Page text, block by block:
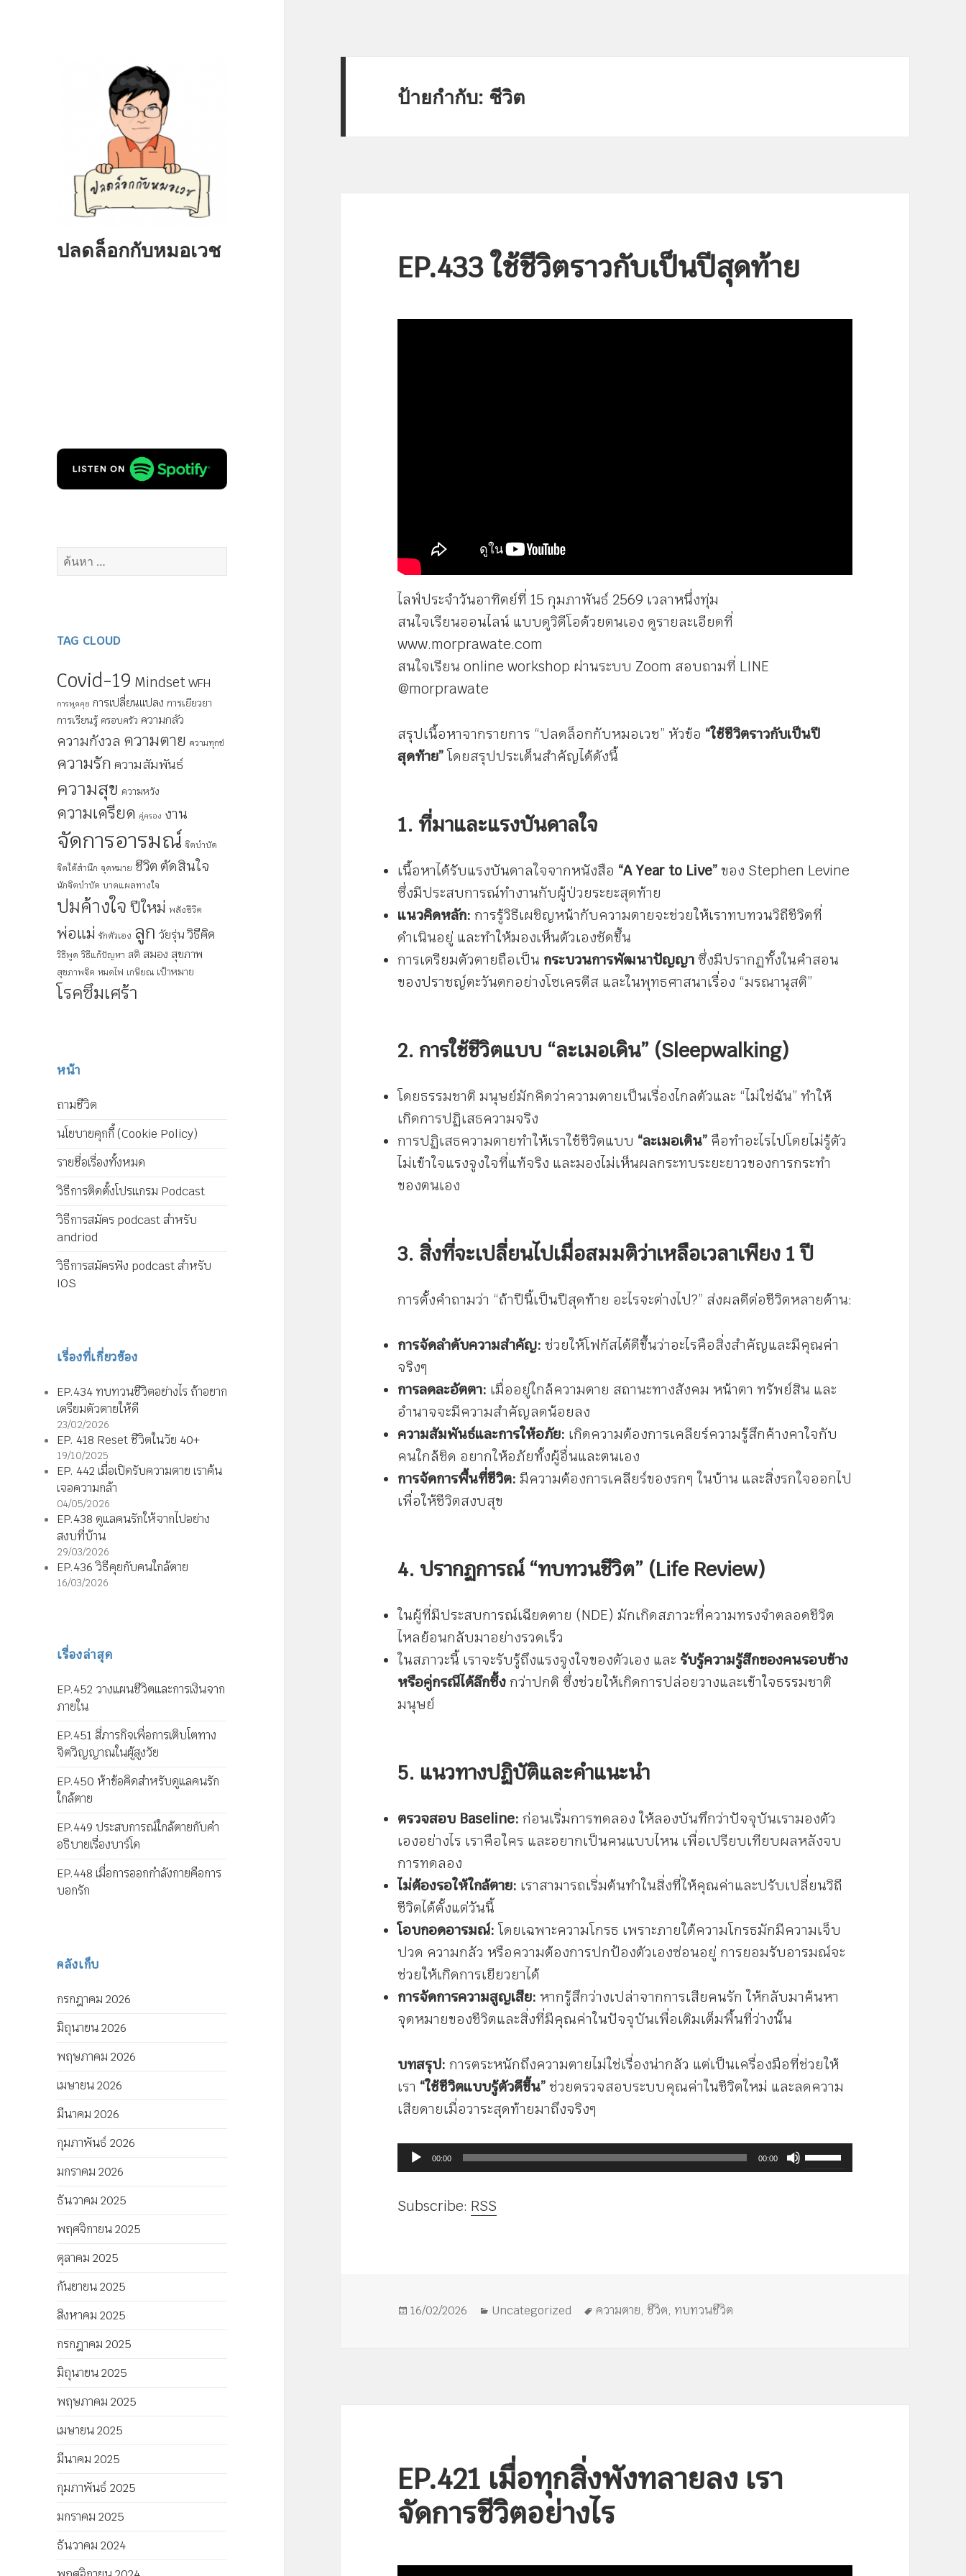
ปลดล็อกกับหมอเวช
ค้นหา
TAG CLOUD
Covid-19 Mindset WFH
การพูดคุย การเปลี่ยนแปลง การเยียวยา
การเรียนรู้ ครอบครัว ความกลัว
ความกังวล ความตาย ความทุกข์
ความรัก ความสัมพันธ์
ความสุข ความหวัง
ความเครียด คู่ครอง งาน
จัดการอารมณ์ จิตบำบัด
จิตใต้สำนึก จุดหมาย ชีวิต ตัดสินใจ
นักจิตบำบัด บาดแผลทางใจ
ปมค้างใจ ปีใหม่ พลังชีวิต
พ่อแม่ รักตัวเอง ลูก วัยรุ่นวิธีคิด
วิธีพูด วิธีแก้ปัญหา สติ สมอง สุขภาพ
สุขภาพจิต หมดไฟ เกษียณ เป้าหมาย
โรคซึมเศร้า
หน้า
ถามชีวิต
นโยบายคุกกี้ (Cookie Policy)
รายชื่อเรื่องทั้งหมด
วิธีการติดตั้งโปรแกรม Podcast
วิธีการสมัคร podcast สำหรับ
andriod
วิธีการสมัครฟัง podcast สำหรับ
IOS
เรื่องที่เกี่ยวข้อง
EP.434 ทบทวนชีวิตอย่างไร ถ้าอยาก
เตรียมตัวตายให้ดี
23/02/2026
EP. 418 Reset ชีวิตในวัย 40+
19/10/2025
EP. 442 เมื่อเปิดรับความตาย เราค้น
เจอความกล้า
04/05/2026
EP.438 ดูแลคนรักให้จากไปอย่าง
สงบที่บ้าน
29/03/2026
EP.436 วิธีคุยกับคนใกล้ตาย
16/03/2026
เรื่องล่าสุด
EP.452 วางแผนชีวิตและการเงินจาก
ภายใน
EP.451 สี่ภารกิจเพื่อการเติบโตทาง
จิตวิญญาณในผู้สูงวัย
EP.450 ห้าข้อคิดสำหรับดูแลคนรัก
ใกล้ตาย
EP.449 ประสบการณ์ใกล้ตายกับคำ
อธิบายเรื่องบาร์โด
EP.448 เมื่อการออกกำลังกายคือการ
บอกรัก
คลังเก็บ
กรกฎาคม 2026
มิถุนายน 2026
พฤษภาคม 2026
เมษายน 2026
มีนาคม 2026
กุมภาพันธ์ 2026
มกราคม 2026
ธันวาคม 2025
พฤศจิกายน 2025
ตุลาคม 2025
กันยายน 2025
สิงหาคม 2025
กรกฎาคม 2025
มิถุนายน 2025
พฤษภาคม 2025
เมษายน 2025
มีนาคม 2025
กุมภาพันธ์ 2025
มกราคม 2025
ธันวาคม 2024
ป้ายกำกับ: ชีวิต
EP.433 ใช้ชีวิตราวกับเป็นปีสุดท้าย
ไลฟ์ประจำวันอาทิตย์ที่ 15 กุมภาพันธ์ 2569 เวลาหนึ่งทุ่ม
สนใจเรียนออนไลน์ แบบดูวิดีโอด้วยตนเอง ดูรายละเอียดที่
www.morprawate.com
สนใจเรียน online workshop ผ่านระบบ Zoom สอบถามที่ LINE
@morprawate
สรุปเนื้อหาจากรายการ “ปลดล็อกกับหมอเวช” หัวข้อ “ใช้ชีวิตราวกับเป็นปี
สุดท้าย”โดยสรุปประเด็นสำคัญได้ดังนี้
1. ที่มาและแรงบันดาลใจ
เนื้อหาได้รับแรงบันดาลใจจากหนังสือ “A Year to Live” ของ Stephen Levine
ซึ่งมีประสบการณ์ทำงานกับผู้ป่วยระยะสุดท้าย
แนวคิดหลัก: การรู้วิธีเผชิญหน้ากับความตายจะช่วยให้เราทบทวนวิถีชีวิตที่
ดำเนินอยู่ และทำให้มองเห็นตัวเองชัดขึ้น
การเตรียมตัวตายถือเป็น กระบวนการพัฒนาปัญญา ซึ่งมีปรากฏทั้งในคำสอน
ของปราชญ์ตะวันตกอย่างโซเครตีส และในพุทธศาสนาเรื่อง “มรณานุสติ”
2. การใช้ชีวิตแบบ “ละเมอเดิน” (Sleepwalking)
โดยธรรมชาติ มนุษย์มักคิดว่าความตายเป็นเรื่องไกลตัวและ “ไม่ใช่ฉัน” ทำให้
เกิดการปฏิเสธความจริง
การปฏิเสธความตายทำให้เราใช้ชีวิตแบบ “ละเมอเดิน” คือทำอะไรไปโดยไม่รู้ตัว
ไม่เข้าใจแรงจูงใจที่แท้จริง และมองไม่เห็นผลกระทบระยะยาวของการกระทำ
ของตนเอง
3. สิ่งที่จะเปลี่ยนไปเมื่อสมมติว่าเหลือเวลาเพียง 1 ปี
การตั้งคำถามว่า “ถ้าปีนี้เป็นปีสุดท้าย อะไรจะต่างไป?” ส่งผลดีต่อชีวิตหลายด้าน:
การจัดลำดับความสำคัญ: ช่วยให้โฟกัสได้ดีขึ้นว่าอะไรคือสิ่งสำคัญและมีคุณค่า
จริงๆ
การลดละอัตตา: เมื่ออยู่ใกล้ความตาย สถานะทางสังคม หน้าตา ทรัพย์สิน และ
อำนาจจะมีความสำคัญลดน้อยลง
ความสัมพันธ์และการให้อภัย: เกิดความต้องการเคลียร์ความรู้สึกค้างคาใจกับ
คนใกล้ชิด อยากให้อภัยทั้งผู้อื่นและตนเอง
การจัดการพื้นที่ชีวิต: มีความต้องการเคลียร์ของรกๆ ในบ้าน และสิ่งรกใจออกไป
เพื่อให้ชีวิตสงบสุข
4. ปรากฏการณ์ “ทบทวนชีวิต” (Life Review)
ในผู้ที่มีประสบการณ์เฉียดตาย (NDE) มักเกิดสภาวะที่ความทรงจำตลอดชีวิต
ไหลย้อนกลับมาอย่างรวดเร็ว
ในสภาวะนี้ เราจะรับรู้ถึงแรงจูงใจของตัวเอง และ รับรู้ความรู้สึกของคนรอบข้าง
หรือคู่กรณีได้ลึกซึ้ง กว่าปกติ ซึ่งช่วยให้เกิดการปล่อยวางและเข้าใจธรรมชาติ
มนุษย์
5. แนวทางปฏิบัติและคำแนะนำ
ตรวจสอบ Baseline: ก่อนเริ่มการทดลอง ให้ลองบันทึกว่าปัจจุบันเรามองตัว
เองอย่างไร เราคือใคร และอยากเป็นคนแบบไหน เพื่อเปรียบเทียบผลหลังจบ
การทดลอง
ไม่ต้องรอให้ใกล้ตาย: เราสามารถเริ่มต้นทำในสิ่งที่ให้คุณค่าและปรับเปลี่ยนวิถี
ชีวิตได้ตั้งแต่วันนี้
โอบกอดอารมณ์: โดยเฉพาะความโกรธ เพราะภายใต้ความโกรธมักมีความเจ็บ
ปวด ความกลัว หรือความต้องการปกป้องตัวเองซ่อนอยู่ การยอมรับอารมณ์จะ
ช่วยให้เกิดการเยียวยาได้
การจัดการความสูญเสีย: หากรู้สึกว่างเปล่าจากการเสียคนรัก ให้กลับมาค้นหา
จุดหมายของชีวิตและสิ่งที่มีคุณค่าในปัจจุบันเพื่อเติมเต็มพื้นที่ว่างนั้น
บทสรุป: การตระหนักถึงความตายไม่ใช่เรื่องน่ากลัว แต่เป็นเครื่องมือที่ช่วยให้
เรา “ใช้ชีวิตแบบรู้ตัวดีขึ้น” ช่วยตรวจสอบระบบคุณค่าในชีวิตใหม่ และลดความ
เสียดายเมื่อวาระสุดท้ายมาถึงจริงๆ
ตัว
เล่น
ไฟล์
00:00 00:00
ใช้
ปุ่ม
Subscribe: RSS
เขียน
16/02/2026
หมวด
Uncategorized
ป้าย
ความตาย, ชีวิต, ทบทวนชีวิต
EP.421 เมื่อทุกสิ่งพังทลายลง เรา
จัดการชีวิตอย่างไร